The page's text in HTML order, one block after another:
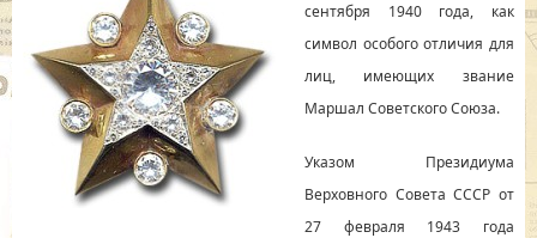
сентября 1940 года, как
символ особого отличия для
лиц, имеющих звание
Маршал Советского Союза.
Указом Президиума
Верховного Совета СССР от
27 февраля 1943 года